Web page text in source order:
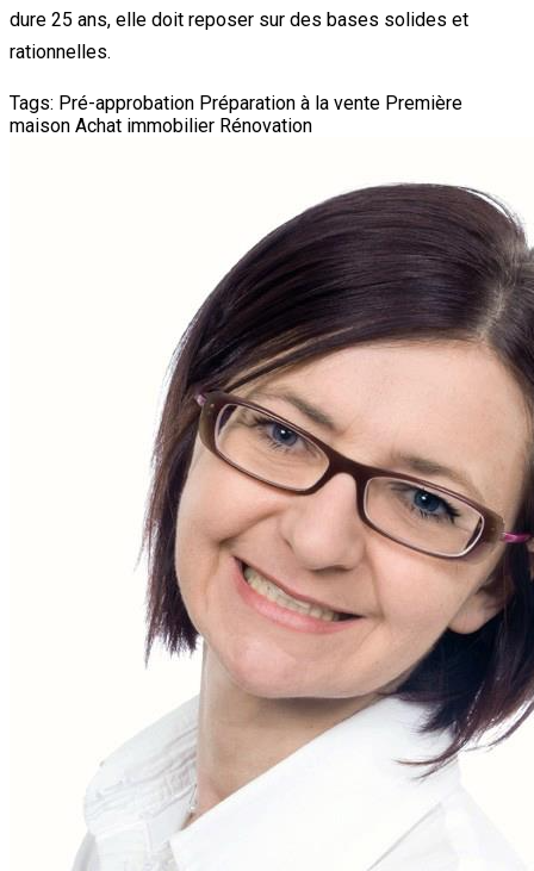
dure 25 ans, elle doit reposer sur des bases solides et
rationnelles.
Tags: Pré-approbation Préparation à la vente Première
maison Achat immobilier Rénovation